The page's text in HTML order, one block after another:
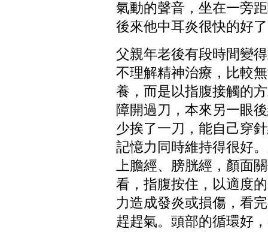
氣動的聲音，坐在一旁
後來他中耳炎很快的好
父親年老後有段時間變
不理解精神治療，比較
養，而是以指腹接觸的
障開過刀，本來另一眼
少挨了一刀，能自己穿
記憶力同時維持得很好
上膽經、膀胱經，顏面
看，指腹按住，以適度
力造成發炎或損傷，看
趕趕氣。頭部的循環好